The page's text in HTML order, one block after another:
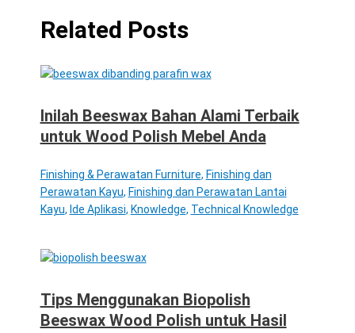
Related Posts
Inilah Beeswax Bahan Alami Terbaik
untuk Wood Polish Mebel Anda
Finishing & Perawatan Furniture, Finishing dan
Perawatan Kayu, Finishing dan Perawatan Lantai
Kayu, Ide Aplikasi, Knowledge, Technical Knowledge
Tips Menggunakan Biopolish
Beeswax Wood Polish untuk Hasil